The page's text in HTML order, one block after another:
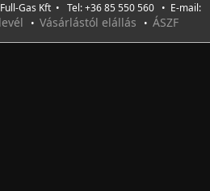
Gas Kft • Tel: +36 85 550 560 • E-mail:
• Vásárlástól elállás • ÁSZF